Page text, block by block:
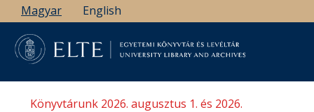
Ugrás
a
tartalomra
Magyar English
Könyvtárunk 2026. augusztus 1. és 2026.